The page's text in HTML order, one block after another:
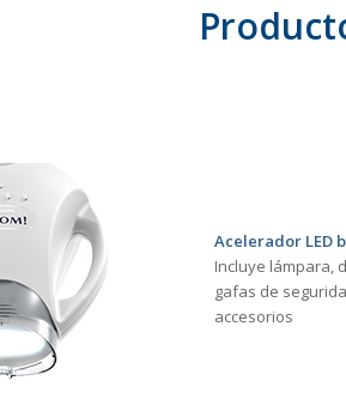
Acelerador LED
Incluye lámpara,
gafas de
accesorios